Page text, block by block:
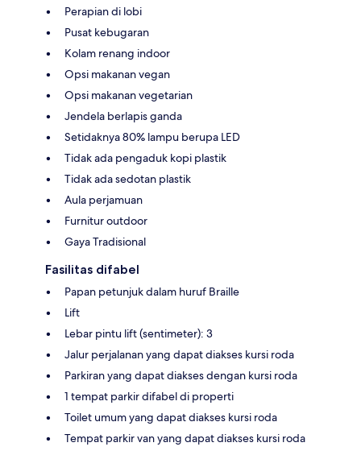
Perapian di lobi
Pusat kebugaran
Kolam renang indoor
Opsi makanan vegan
Opsi makanan vegetarian
Jendela berlapis ganda
Setidaknya 80% lampu berupa LED
Tidak ada pengaduk kopi plastik
Tidak ada sedotan plastik
Aula perjamuan
Furnitur outdoor
Gaya Tradisional
Fasilitas difabel
Papan petunjuk dalam huruf Braille
Lift
Lebar pintu lift (sentimeter): 3
Jalur perjalanan yang dapat diakses kursi roda
Parkiran yang dapat diakses dengan kursi roda
1 tempat parkir difabel di properti
Toilet umum yang dapat diakses kursi roda
Tempat parkir van yang dapat diakses kursi roda